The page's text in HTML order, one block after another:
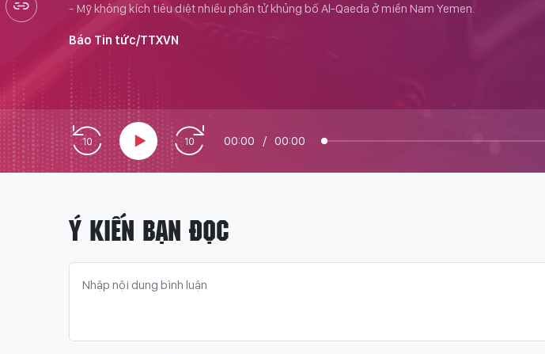
- Mỹ không kích tiêu diệt nhiều phần tử khủng bố Al-Qaeda ở miền Nam Yemen.
Báo Tin tức/TTXVN
00:00 / 00:00
Ý KIẾN BẠN ĐỌC